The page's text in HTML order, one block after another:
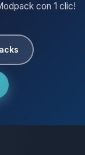
con 1 clic!